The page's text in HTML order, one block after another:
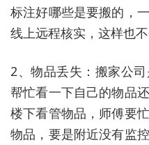
标注好哪些是要搬的，
线上远程核实，这样也不
2、物品丢失：搬家公
帮忙看一下自己的物品
楼下看管物品，师傅要
物品，要是附近没有监